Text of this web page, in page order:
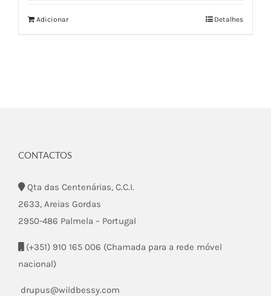
Adicionar Detalhes
CONTACTOS
Qta das Centenárias, C.C.I.
2633, Areias Gordas
2950-486 Palmela – Portugal
(+351) 910 165 006 (Chamada para a rede móvel
nacional)
drupus@wildbessy.com